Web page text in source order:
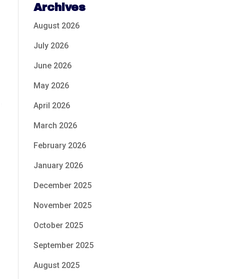
Archives
August 2026
July 2026
June 2026
May 2026
April 2026
March 2026
February 2026
January 2026
December 2025
November 2025
October 2025
September 2025
August 2025